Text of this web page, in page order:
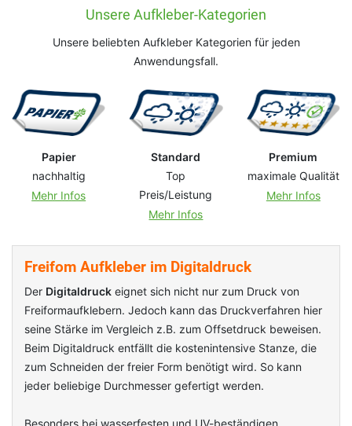
Unsere Aufkleber-Kategorien
Unsere beliebten Aufkleber Kategorien für jeden
Anwendungsfall.
Papier
nachhaltig
Mehr Infos
Standard
Top
Preis/Leistung
Mehr Infos
Premium
maximale Qualität
Mehr Infos
Freifom Aufkleber im Digitaldruck
Der Digitaldruck eignet sich nicht nur zum Druck von
Freiformaufklebern. Jedoch kann das Druckverfahren hier
seine Stärke im Vergleich z.B. zum Offsetdruck beweisen.
Beim Digitaldruck entfällt die kostenintensive Stanze, die
zum Schneiden der freier Form benötigt wird. So kann
jeder beliebige Durchmesser gefertigt werden.
Besonders bei wasserfesten und UV-beständigen